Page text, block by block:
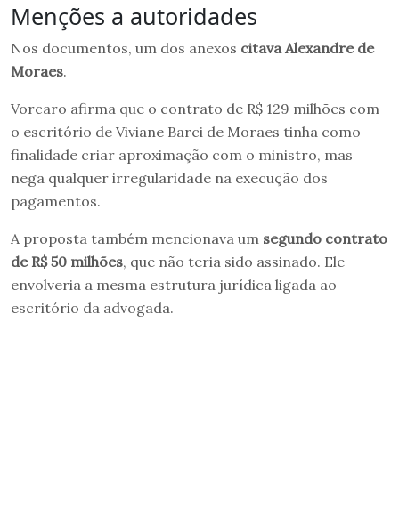
Menções a autoridades
Nos documentos, um dos anexos citava Alexandre de
Moraes.
Vorcaro afirma que o contrato de R$ 129 milhões com
o escritório de Viviane Barci de Moraes tinha como
finalidade criar aproximação com o ministro, mas
nega qualquer irregularidade na execução dos
pagamentos.
A proposta também mencionava um segundo contrato
de R$ 50 milhões, que não teria sido assinado. Ele
envolveria a mesma estrutura jurídica ligada ao
escritório da advogada.